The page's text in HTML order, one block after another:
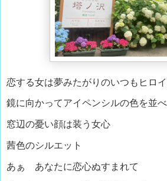
恋する女は夢みたがりのいつもヒロ
鏡に向かってアイペンシルの色を並
窓辺の憂い顔は装う女心
茜色のシルエット
あぁ あなたに恋心ぬすまれて